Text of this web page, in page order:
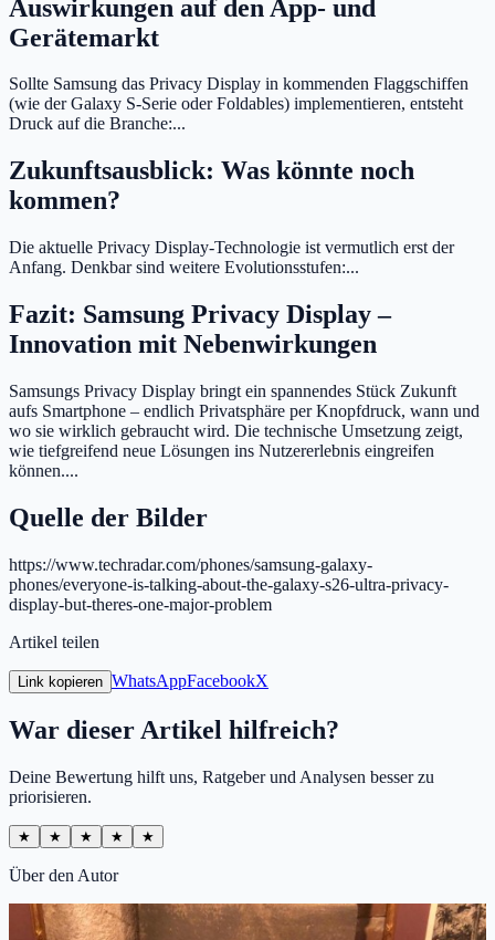
Auswirkungen auf den App- und
Gerätemarkt
Sollte Samsung das Privacy Display in kommenden Flaggschiffen
(wie der Galaxy S-Serie oder Foldables) implementieren, entsteht
Druck auf die Branche:...
Zukunftsausblick: Was könnte noch
kommen?
Die aktuelle Privacy Display-Technologie ist vermutlich erst der
Anfang. Denkbar sind weitere Evolutionsstufen:...
Fazit: Samsung Privacy Display –
Innovation mit Nebenwirkungen
Samsungs Privacy Display bringt ein spannendes Stück Zukunft
aufs Smartphone – endlich Privatsphäre per Knopfdruck, wann und
wo sie wirklich gebraucht wird. Die technische Umsetzung zeigt,
wie tiefgreifend neue Lösungen ins Nutzererlebnis eingreifen
können....
Quelle der Bilder
https://www.techradar.com/phones/samsung-galaxy-
phones/everyone-is-talking-about-the-galaxy-s26-ultra-privacy-
display-but-theres-one-major-problem
Artikel teilen
Link kopieren WhatsAppFacebookX
War dieser Artikel hilfreich?
Deine Bewertung hilft uns, Ratgeber und Analysen besser zu
priorisieren.
★ ★ ★ ★ ★
Über den Autor